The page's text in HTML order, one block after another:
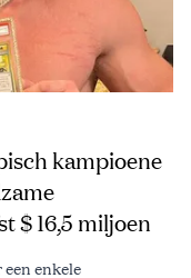
kampioene
$ 16,5 miljoen
enkele